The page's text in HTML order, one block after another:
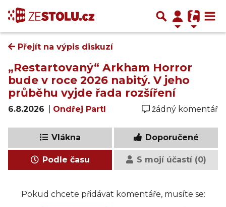
Přejít na výpis diskuzí
„Restartovaný“ Arkham Horror
bude v roce 2026 nabitý. V jeho
průběhu vyjde řada rozšíření
6.8.2026 Ondřej Partl žádný komentář
Vlákna Doporučené
Podle času S mojí účastí (0)
Pokud chcete přidávat komentáře, musíte se: